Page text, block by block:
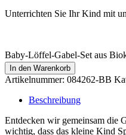
Unterrichten Sie Ihr Kind mit
Baby-Löffel-Gabel-Set aus
In den Warenkorb
Artikelnummer: 084262-BB
Beschreibung
Entdecken wir gemeinsam die
wichtig, dass das kleine Kind